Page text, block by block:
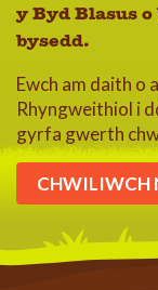
y Byd Blasus
bysedd.
Ewch am daith o
Rhyngweithiol i
gyrfa gwerth
CHWILIWCH